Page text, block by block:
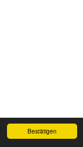
Bestätigen